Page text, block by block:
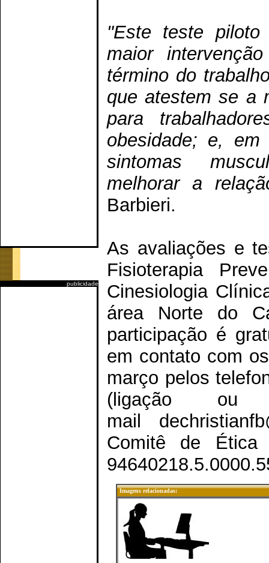
publicidade
"Este teste
maior
término do
que atestem se a
para
obesidade; e,
sintomas
melhorar a
Barbieri.
As avaliações e
Fisioterapia
Cinesiologia
área Norte do
participação é
em contato com
março pelos
(ligação
mail
Comitê de Ética
Imagens relacionadas: